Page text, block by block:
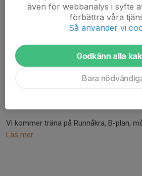
Uppstart Fotbollsskola
praktisk info
Hej alla barn och föräldrar!
Äntligen är det dags för Fotbollsskola
Vi kommer träna på Runnåkra, B-plan,
Läs mer
även för webbanalys i syfte
förbättra våra
Så använder vi
Godkänn alla
Bara